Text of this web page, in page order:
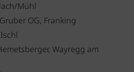
Mühl
OG, Franking
Wayregg am